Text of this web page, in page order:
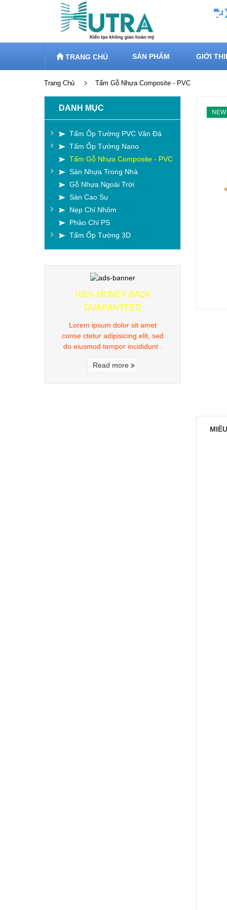
TRANG CHỦ SẢN PHẨM GIỚI
Trang Chủ Tấm Gỗ Nhựa Composite - PVC
NEW
DANH MỤC
Tấm Ốp Tường PVC Vân Đá
Tấm Ốp Tường Nano
Tấm Gỗ Nhựa Composite - PVC
Sàn Nhựa Trong Nhà
Gỗ Nhựa Ngoài Trời
Sàn Cao Su
Nẹp Chỉ Nhôm
Phào Chỉ PS
Tấm Ốp Tường 3D
100% MONEY BACK
GUARANTEED
Lorem ipsum dolor sit amet
conse ctetur adipisicing elit, sed
do eiusmod tempor incididunt .
Read more